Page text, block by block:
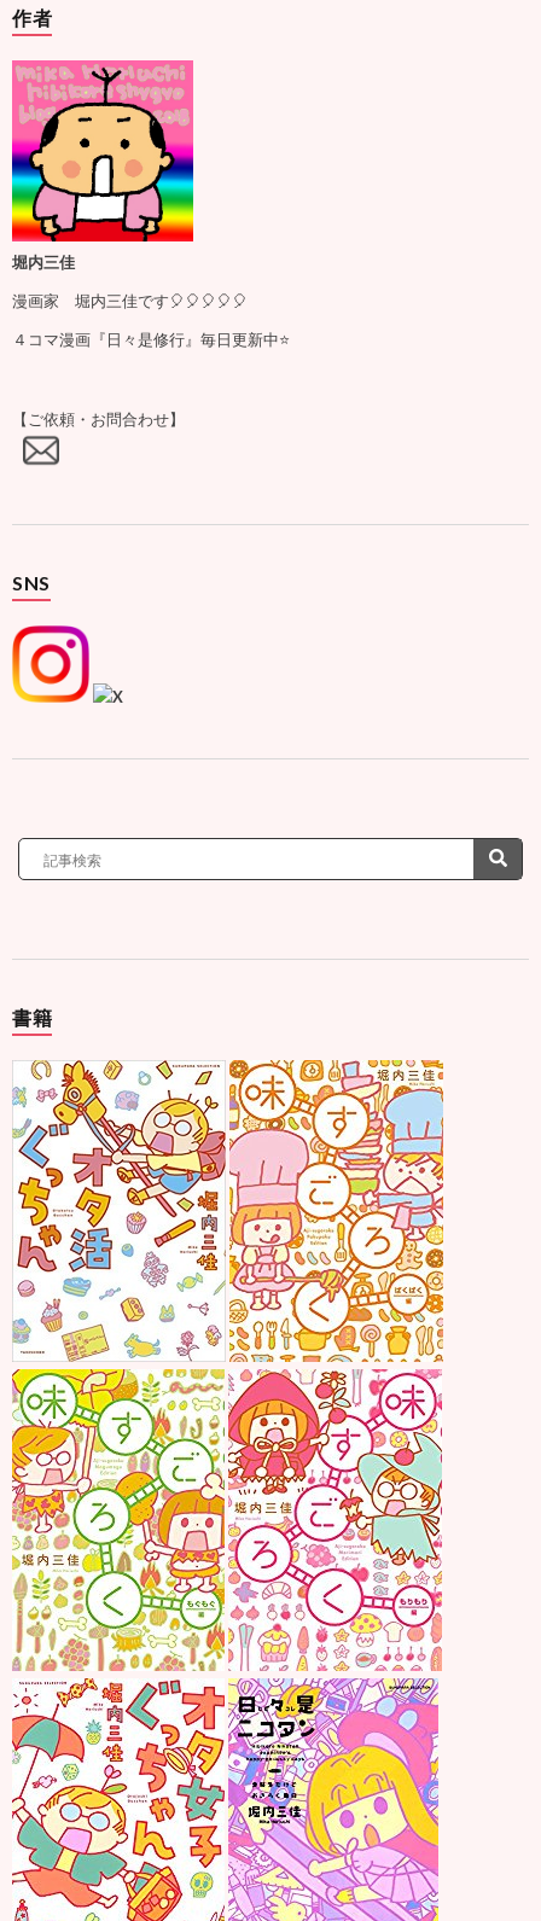
作者
堀内三佳
漫画家 堀内三佳です🎈🎈🎈🎈🎈
４コマ漫画『日々是修行』毎日更新中⭐️
【ご依頼・お問合わせ】
SNS
書籍